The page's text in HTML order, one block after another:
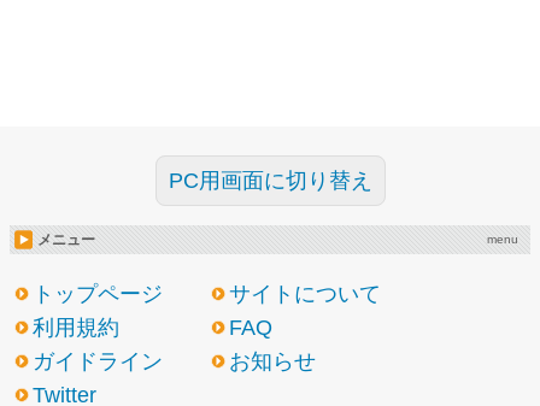
PC用画面に切り替え
メニュー menu
トップページ
サイトについて
利用規約
FAQ
ガイドライン
お知らせ
Twitter